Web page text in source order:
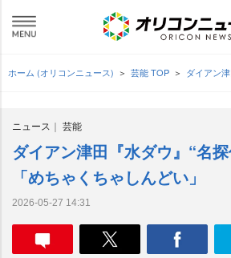
ホーム (オリコンニュース) 芸能 TOP ダイアン
ニュース 芸能
ダイアン津田『水ダウ』“名
「めちゃくちゃしんどい」
2026-05-27 14:31